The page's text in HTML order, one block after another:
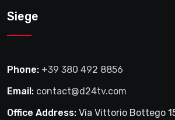
Siege
Phone: +39 380 492 8856
Email: contact@d24tv.com
Office Address: Via Vittorio Bottego